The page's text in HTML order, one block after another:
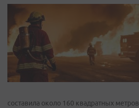
составила около 160 квадратных метров